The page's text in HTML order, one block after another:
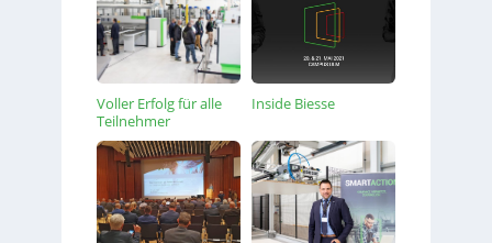
Voller Erfolg für alle
Teilnehmer
Inside Biesse